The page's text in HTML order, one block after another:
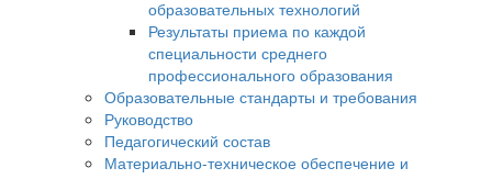
образовательных технологий
Результаты приема по каждой
специальности среднего
профессионального образования
Образовательные стандарты и требования
Руководство
Педагогический состав
Материально-техническое обеспечение и